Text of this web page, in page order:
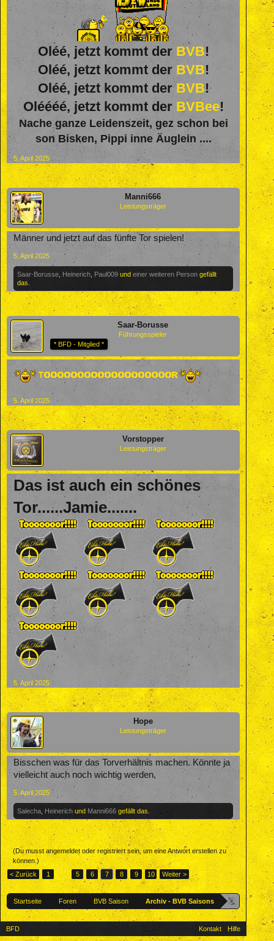
Oléé, jetzt kommt der BVB!
Oléé, jetzt kommt der BVB!
Oléé, jetzt kommt derBVB!
Oléééé, jetzt kommt derBVBee!
Nache ganze Leidenszeit, gez schon bei
son Bisken, Pippi inne Äuglein ....
5. April 2025
Manni666
Leistungsträger
Männer und jetzt auf das fünfte Tor spielen!
5. April 2025
Saar-Borusse Heinerich Paul009 und einer weiteren Person gefällt
das.
Saar-Borusse
Führungsspieler
* BFD - Mitglied *
5. April 2025
Vorstopper
Leistungsträger
Das ist auch ein schönes
Tor......Jamie.......
5. April 2025
Hope
Leistungsträger
Bisschen was für das Torverhältnis machen. Könnte ja
vielleicht auch noch wichtig werden,
5. April 2025
Salecha Heinerich und Manni666 gefällt das.
(Du musst angemeldet oder registriert sein, um eine Antwort erstellen zu
können.)
< Zurück
1 ← 5 6 7 8 9 10 Weiter >
Startseite Foren BVB Saison Archiv - BVB Saisons
BFD Kontakt
Hilfe